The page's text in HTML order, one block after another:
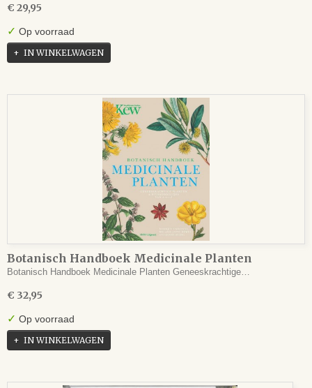
€ 29,95
✓ Op voorraad
IN WINKELWAGEN
Botanisch Handboek Medicinale Planten
Botanisch Handboek Medicinale Planten Geneeskrachtige…
€ 32,95
✓ Op voorraad
IN WINKELWAGEN